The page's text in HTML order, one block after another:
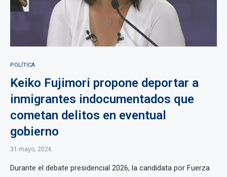
POLÍTICA
Keiko Fujimori propone deportar a
inmigrantes indocumentados que
cometan delitos en eventual
gobierno
31 mayo, 2026
Durante el debate presidencial 2026, la candidata por Fuerza